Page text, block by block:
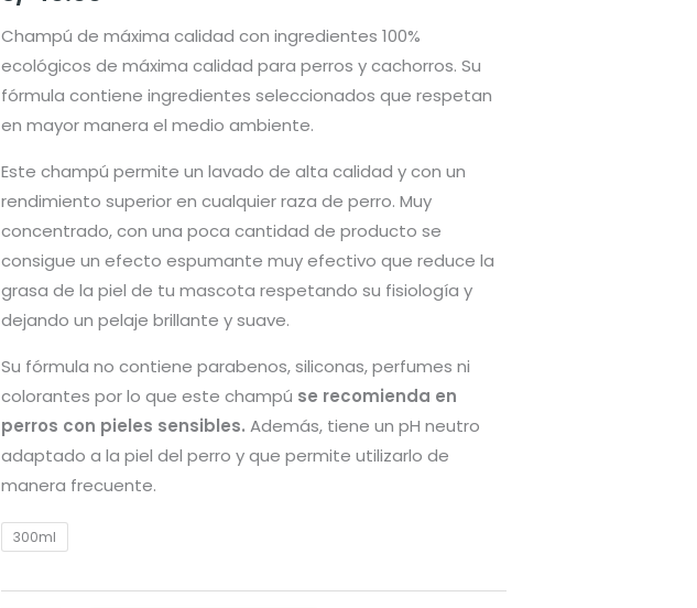
Champú de máxima calidad con ingredientes 100%
ecológicos de máxima calidad para perros y cachorros. Su
fórmula contiene ingredientes seleccionados que respetan
en mayor manera el medio ambiente.
Este champú permite un lavado de alta calidad y con un
rendimiento superior en cualquier raza de perro. Muy
concentrado, con una poca cantidad de producto se
consigue un efecto espumante muy efectivo que reduce la
grasa de la piel de tu mascota respetando su fisiología y
dejando un pelaje brillante y suave.
Su fórmula no contiene parabenos, siliconas, perfumes ni
colorantes por lo que este champú se recomienda en
perros con pieles sensibles. Además, tiene un pH neutro
adaptado a la piel del perro y que permite utilizarlo de
manera frecuente.
300ml